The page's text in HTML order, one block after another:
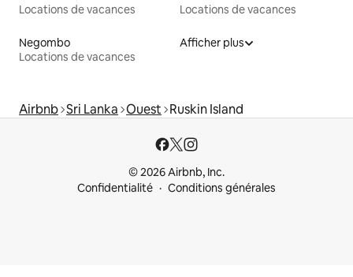
Locations de vacances
Locations de vacances
Negombo
Locations de vacances
Afficher plus
Airbnb Sri Lanka Ouest Ruskin Island
© 2026 Airbnb, Inc.
Confidentialité
Conditions générales